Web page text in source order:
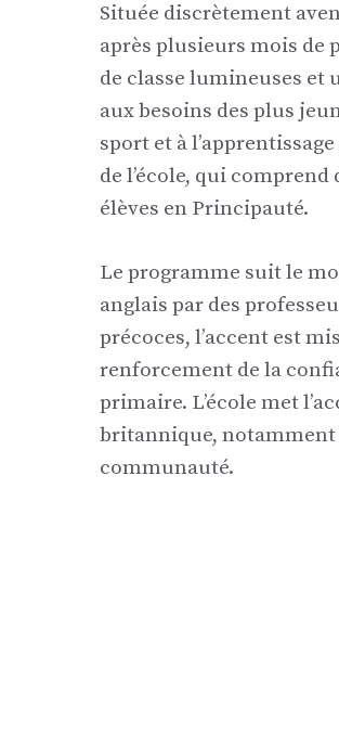
Située discrètement
après plusieurs mois de
de classe lumineuses et
aux besoins des plus
sport et à
de l’école, qui
élèves en Principauté.
Le programme suit le
anglais par des
précoces, l’accent est
renforcement de la
primaire. L’école met
britannique,
communauté.